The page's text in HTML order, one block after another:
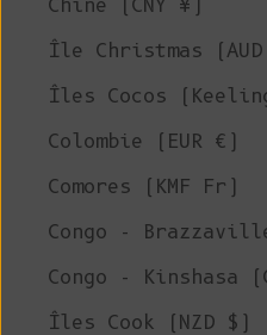
Chine (CNY ¥)
Île Christmas
Îles Cocos
Colombie (EUR €)
Comores (KMF Fr)
Congo -
Congo - Kinshasa
Îles Cook (NZD $)